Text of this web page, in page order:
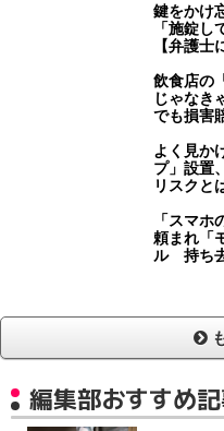
鍵をかけ
「施錠
【弁護士
飲食店の
じゃなき
でも損害
よく見か
プ」設置
リスクと
「スマ
頼まれ「
ル 持ち
編集部おすすめ